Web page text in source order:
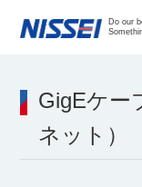
Do our
GigEケー
ネット）